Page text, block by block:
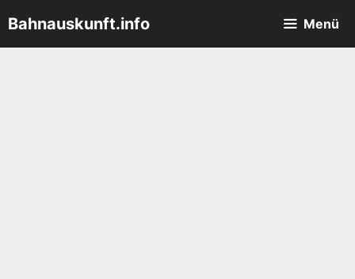
Inhalt
springen
Bahnauskunft.info Menü